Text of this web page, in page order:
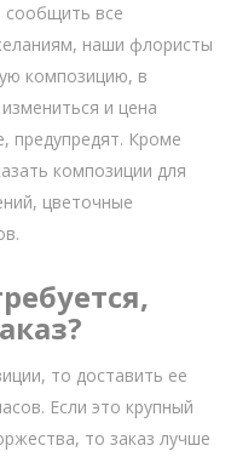
сообщить все
наши флористы
композицию, в
и цена
предупредят. Кроме
композиции для
цветочные
то доставить ее
Если это крупный
то заказ лучше